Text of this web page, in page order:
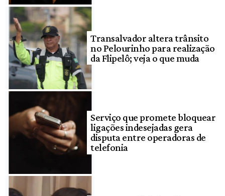
Transalvador altera trânsito
no Pelourinho para realização
da Flipelô; veja o que muda
Serviço que promete bloquear
ligações indesejadas gera
disputa entre operadoras de
telefonia